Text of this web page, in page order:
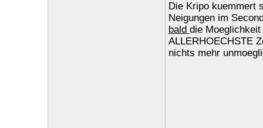
Die Kripo kuemmert
Neigungen im
bald die
ALLERHOECHSTE
nichts mehr